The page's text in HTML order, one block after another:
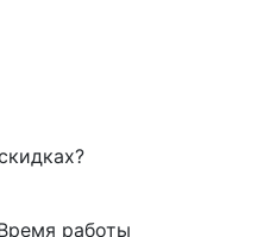
работы